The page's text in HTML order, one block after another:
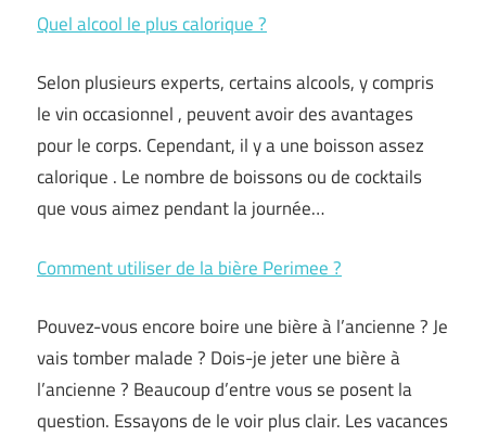
Quel alcool le plus calorique ?
Selon plusieurs experts, certains alcools, y compris
le vin occasionnel , peuvent avoir des avantages
pour le corps. Cependant, il y a une boisson assez
calorique . Le nombre de boissons ou de cocktails
que vous aimez pendant la journée…
Comment utiliser de la bière Perimee ?
Pouvez-vous encore boire une bière à l’ancienne ? Je
vais tomber malade ? Dois-je jeter une bière à
l’ancienne ? Beaucoup d’entre vous se posent la
question. Essayons de le voir plus clair. Les vacances